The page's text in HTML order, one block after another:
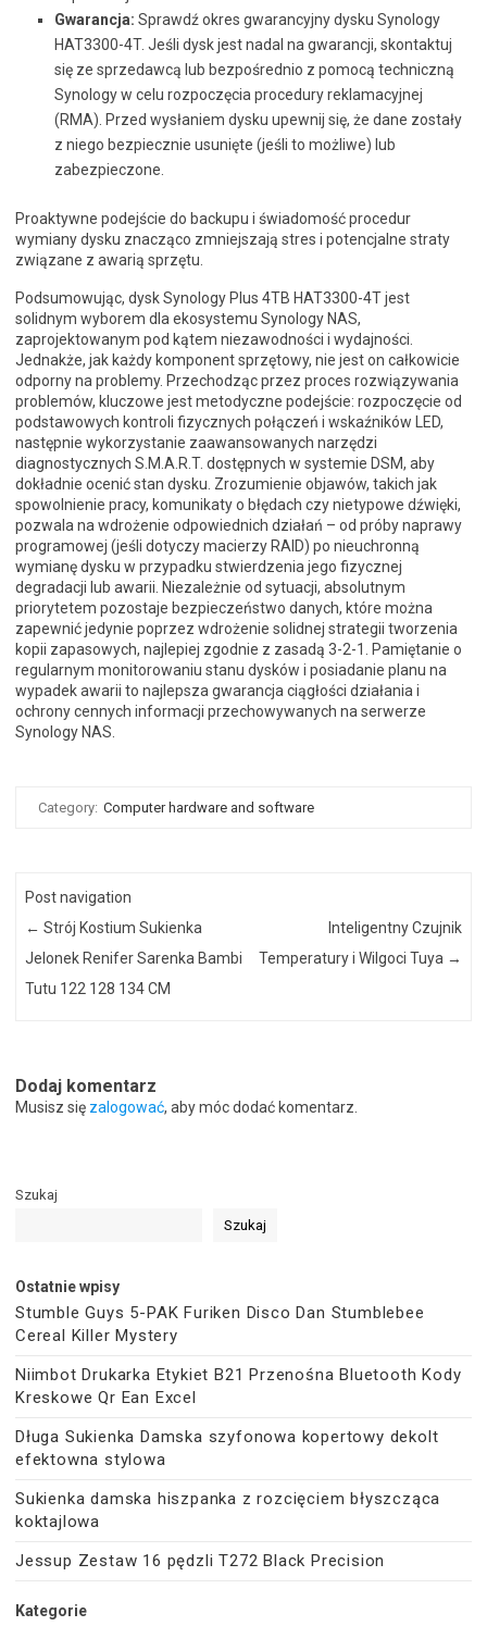
Gwarancja: Sprawdź okres gwarancyjny dysku Synology
HAT3300-4T. Jeśli dysk jest nadal na gwarancji, skontaktuj
się ze sprzedawcą lub bezpośrednio z pomocą techniczną
Synology w celu rozpoczęcia procedury reklamacyjnej
(RMA). Przed wysłaniem dysku upewnij się, że dane zostały
z niego bezpiecznie usunięte (jeśli to możliwe) lub
zabezpieczone.
Proaktywne podejście do backupu i świadomość procedur
wymiany dysku znacząco zmniejszają stres i potencjalne straty
związane z awarią sprzętu.
Podsumowując, dysk Synology Plus 4TB HAT3300-4T jest
solidnym wyborem dla ekosystemu Synology NAS,
zaprojektowanym pod kątem niezawodności i wydajności.
Jednakże, jak każdy komponent sprzętowy, nie jest on całkowicie
odporny na problemy. Przechodząc przez proces rozwiązywania
problemów, kluczowe jest metodyczne podejście: rozpoczęcie od
podstawowych kontroli fizycznych połączeń i wskaźników LED,
następnie wykorzystanie zaawansowanych narzędzi
diagnostycznych S.M.A.R.T. dostępnych w systemie DSM, aby
dokładnie ocenić stan dysku. Zrozumienie objawów, takich jak
spowolnienie pracy, komunikaty o błędach czy nietypowe dźwięki,
pozwala na wdrożenie odpowiednich działań – od próby naprawy
programowej (jeśli dotyczy macierzy RAID) po nieuchronną
wymianę dysku w przypadku stwierdzenia jego fizycznej
degradacji lub awarii. Niezależnie od sytuacji, absolutnym
priorytetem pozostaje bezpieczeństwo danych, które można
zapewnić jedynie poprzez wdrożenie solidnej strategii tworzenia
kopii zapasowych, najlepiej zgodnie z zasadą 3-2-1. Pamiętanie o
regularnym monitorowaniu stanu dysków i posiadanie planu na
wypadek awarii to najlepsza gwarancja ciągłości działania i
ochrony cennych informacji przechowywanych na serwerze
Synology NAS.
Category: Computer hardware and software
Post navigation
← Strój Kostium Sukienka
Jelonek Renifer Sarenka Bambi
Tutu 122 128 134 CM
Inteligentny Czujnik
Temperatury i Wilgoci Tuya →
Dodaj komentarz
Musisz się zalogować, aby móc dodać komentarz.
Szukaj
Szukaj
Ostatnie wpisy
Stumble Guys 5-PAK Furiken Disco Dan Stumblebee
Cereal Killer Mystery
Niimbot Drukarka Etykiet B21 Przenośna Bluetooth Kody
Kreskowe Qr Ean Excel
Długa Sukienka Damska szyfonowa kopertowy dekolt
efektowna stylowa
Sukienka damska hiszpanka z rozcięciem błyszcząca
koktajlowa
Jessup Zestaw 16 pędzli T272 Black Precision
Kategorie